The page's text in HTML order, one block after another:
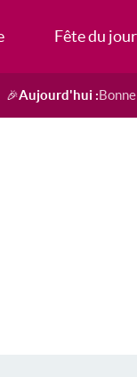
Fête du jour
🎉Aujourd'hui :